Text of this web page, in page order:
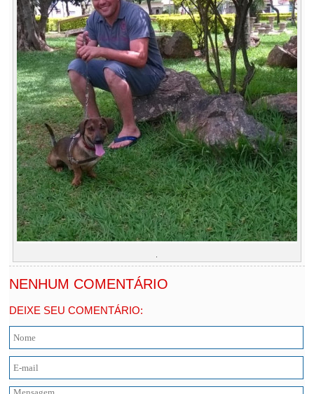
NENHUM COMENTÁRIO
DEIXE SEU COMENTÁRIO: